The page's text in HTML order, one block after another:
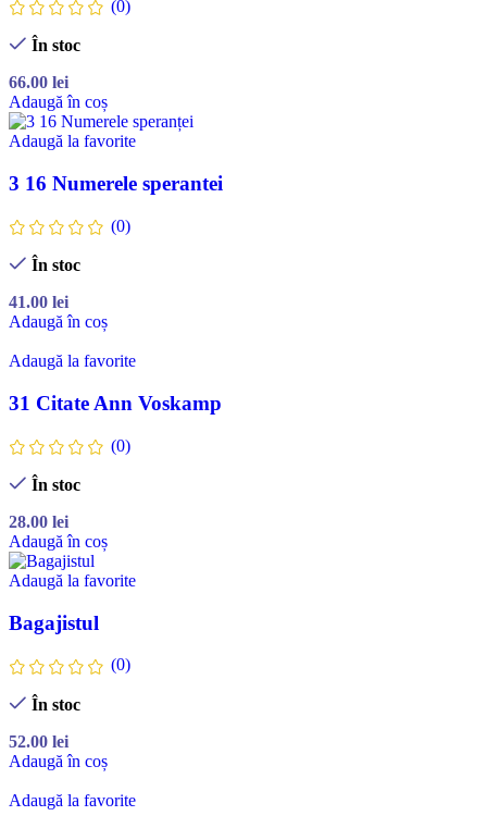
(0)
În stoc
66.00 lei
Adaugă în coș
Adaugă la favorite
3 16 Numerele sperantei
(0)
În stoc
41.00 lei
Adaugă în coș
Adaugă la favorite
31 Citate Ann Voskamp
(0)
În stoc
28.00 lei
Adaugă în coș
Adaugă la favorite
Bagajistul
(0)
În stoc
52.00 lei
Adaugă în coș
Adaugă la favorite